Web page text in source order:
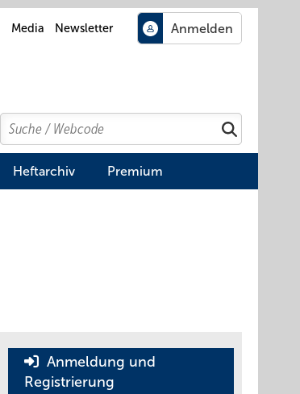
Media Newsletter
Search
Suchen
Heftarchiv Premium
Anmeldung und
Registrierung